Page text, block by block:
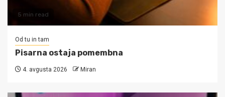
5 min read
Od tu in tam
Pisarna ostaja pomembna
4. avgusta 2026 Miran